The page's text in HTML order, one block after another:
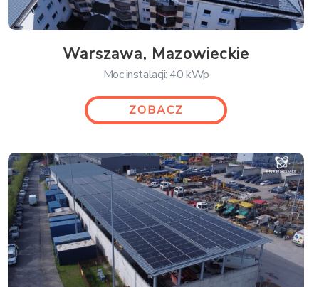
Warszawa, Mazowieckie
Moc instalacji: 40 kWp
ZOBACZ